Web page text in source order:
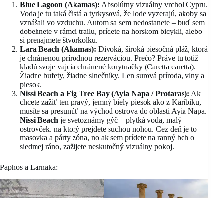
Blue Lagoon (Akamas): Absolútny vizuálny vrchol Cypru.
Voda je tu taká čistá a tyrkysová, že lode vyzerajú, akoby sa
vznášali vo vzduchu. Autom sa sem nedostanete – buď sem
dobehnete v rámci trailu, prídete na horskom bicykli, alebo
si prenajmete štvorkolku.
Lara Beach (Akamas): Divoká, široká piesočná pláž, ktorá
je chránenou prírodnou rezerváciou. Prečo? Práve tu totiž
kladú svoje vajcia chránené korytnačky (Caretta caretta).
Žiadne bufety, žiadne slnečníky. Len surová príroda, vlny a
piesok.
Nissi Beach a Fig Tree Bay (Ayia Napa / Protaras): Ak
chcete zažiť ten pravý, jemný biely piesok ako z Karibiku,
musíte sa presunúť na východ ostrova do oblasti Ayia Napa.
Nissi Beach je svetoznámy gýč – plytká voda, malý
ostrovček, na ktorý prejdete suchou nohou. Cez deň je to
masovka a párty zóna, no ak sem prídete na ranný beh o
siedmej ráno, zažijete neskutočný vizuálny pokoj.
Paphos a Larnaka: